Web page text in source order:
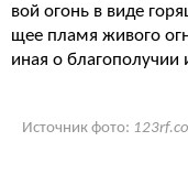
вой огонь в виде
щее пламя живого
иная о
Источник фото: